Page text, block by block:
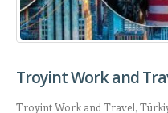
Troyint Work and
Troyint Work and Travel,